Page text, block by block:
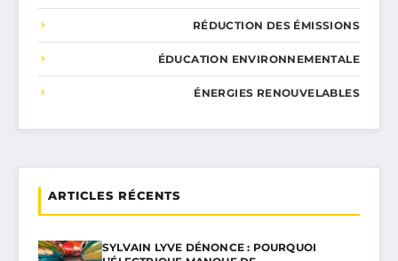
RÉDUCTION DES ÉMISSIONS
ÉDUCATION ENVIRONNEMENTALE
ÉNERGIES RENOUVELABLES
ARTICLES RÉCENTS
SYLVAIN LYVE DÉNONCE : POURQUOI